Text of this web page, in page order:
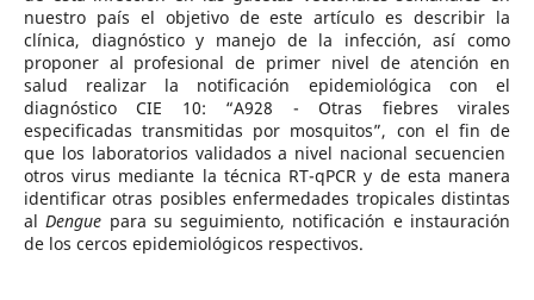
nuestro país el objetivo de este artículo es describir la
clínica, diagnóstico y manejo de la infección, así como
proponer al profesional de primer nivel de atención en
salud realizar la notificación epidemiológica con el
diagnóstico CIE 10: “A928 - Otras fiebres virales
especificadas transmitidas por mosquitos”, con el fin de
que los laboratorios validados a nivel nacional secuencien
otros virus mediante la técnica RT-qPCR y de esta manera
identificar otras posibles enfermedades tropicales distintas
alDengue para su seguimiento, notificación e instauración
de los cercos epidemiológicos respectivos.